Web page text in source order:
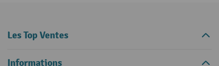
Les Top Ventes
Informations